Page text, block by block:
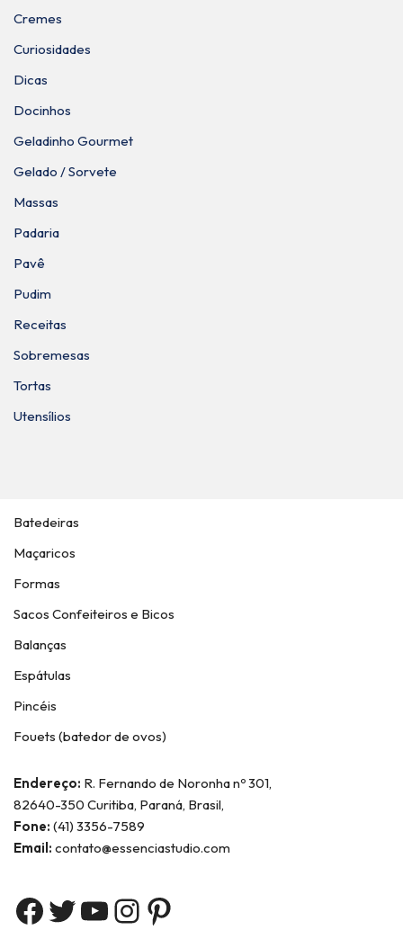
Cremes
Curiosidades
Dicas
Docinhos
Geladinho Gourmet
Gelado / Sorvete
Massas
Padaria
Pavê
Pudim
Receitas
Sobremesas
Tortas
Utensílios
Batedeiras
Maçaricos
Formas
Sacos Confeiteiros e Bicos
Balanças
Espátulas
Pincéis
Fouets (batedor de ovos)
Endereço: R. Fernando de Noronha nº 301,
82640-350 Curitiba, Paraná, Brasil,
Fone: (41) 3356-7589
Email: contato@essenciastudio.com